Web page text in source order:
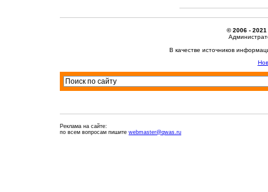
© 2006 - 2021
В качестве источников
Реклама на сайте:
по всем вопросам пишите webmaster@qwas.ru